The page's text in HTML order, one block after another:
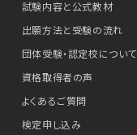
試験内容と公式教材
出願方法と受験の流れ
団体受験・認定校について
資格取得者の声
よくあるご質問
検定申し込み